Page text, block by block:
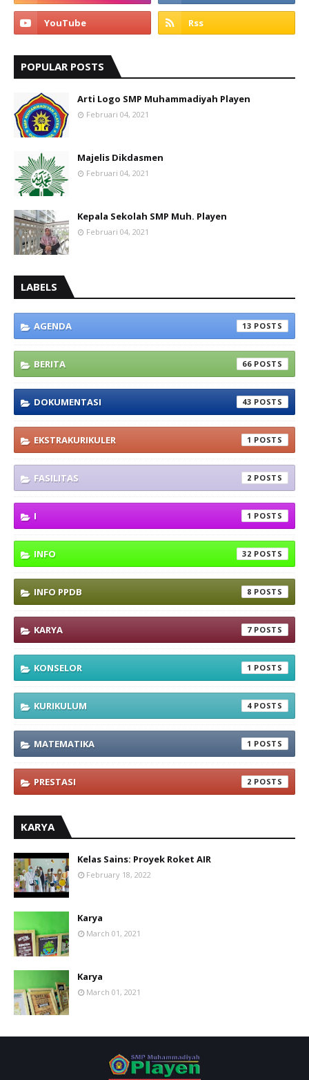
POPULAR POSTS
Arti Logo SMP Muhammadiyah Playen
Februari 04, 2021
Majelis Dikdasmen
Februari 04, 2021
Kepala Sekolah SMP Muh. Playen
Februari 04, 2021
LABELS
AGENDA 13
BERITA 66
DOKUMENTASI 43
EKSTRAKURIKULER 1
FASILITAS 2
I 1
INFO 32
INFO PPDB 8
KARYA 7
KONSELOR 1
KURIKULUM 4
MATEMATIKA 1
PRESTASI 2
KARYA
Kelas Sains: Proyek Roket AIR
February 18, 2022
Karya
March 01, 2021
Karya
March 01, 2021